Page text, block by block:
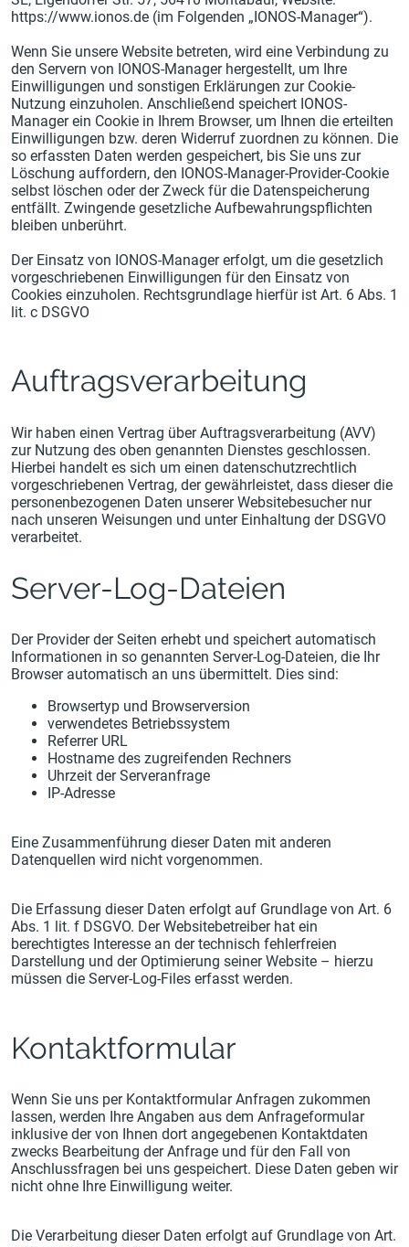
https://www.ionos.de (im Folgenden „IONOS-Manager“).
Wenn Sie unsere Website betreten, wird eine Verbindung zu
den Servern von IONOS-Manager hergestellt, um Ihre
Einwilligungen und sonstigen Erklärungen zur Cookie-
Nutzung einzuholen. Anschließend speichert IONOS-
Manager ein Cookie in Ihrem Browser, um Ihnen die erteilten
Einwilligungen bzw. deren Widerruf zuordnen zu können. Die
so erfassten Daten werden gespeichert, bis Sie uns zur
Löschung auffordern, den IONOS-Manager-Provider-Cookie
selbst löschen oder der Zweck für die Datenspeicherung
entfällt. Zwingende gesetzliche Aufbewahrungspflichten
bleiben unberührt.
Der Einsatz von IONOS-Manager erfolgt, um die gesetzlich
vorgeschriebenen Einwilligungen für den Einsatz von
Cookies einzuholen. Rechtsgrundlage hierfür ist Art. 6 Abs. 1
lit. c DSGVO
Auftragsverarbeitung
Wir haben einen Vertrag über Auftragsverarbeitung (AVV)
zur Nutzung des oben genannten Dienstes geschlossen.
Hierbei handelt es sich um einen datenschutzrechtlich
vorgeschriebenen Vertrag, der gewährleistet, dass dieser die
personenbezogenen Daten unserer Websitebesucher nur
nach unseren Weisungen und unter Einhaltung der DSGVO
verarbeitet.
Server-Log-Dateien
Der Provider der Seiten erhebt und speichert automatisch
Informationen in so genannten Server-Log-Dateien, die Ihr
Browser automatisch an uns übermittelt. Dies sind:
Browsertyp und Browserversion
verwendetes Betriebssystem
Referrer URL
Hostname des zugreifenden Rechners
Uhrzeit der Serveranfrage
IP-Adresse
Eine Zusammenführung dieser Daten mit anderen
Datenquellen wird nicht vorgenommen.
Die Erfassung dieser Daten erfolgt auf Grundlage von Art. 6
Abs. 1 lit. f DSGVO. Der Websitebetreiber hat ein
berechtigtes Interesse an der technisch fehlerfreien
Darstellung und der Optimierung seiner Website – hierzu
müssen die Server-Log-Files erfasst werden.
Kontaktformular
Wenn Sie uns per Kontaktformular Anfragen zukommen
lassen, werden Ihre Angaben aus dem Anfrageformular
inklusive der von Ihnen dort angegebenen Kontaktdaten
zwecks Bearbeitung der Anfrage und für den Fall von
Anschlussfragen bei uns gespeichert. Diese Daten geben wir
nicht ohne Ihre Einwilligung weiter.
Die Verarbeitung dieser Daten erfolgt auf Grundlage von Art.